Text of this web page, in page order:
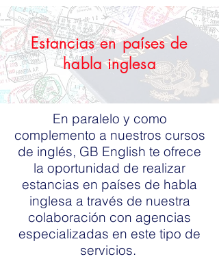
Estancias en países de
habla inglesa
En paralelo y como
complemento a nuestros cursos
de inglés, GB English te ofrece
la oportunidad de realizar
estancias en países de habla
inglesa a través de nuestra
colaboración con agencias
especializadas en este tipo de
servicios.